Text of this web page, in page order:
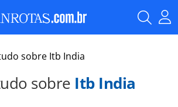
sobre Itb India
sobre Itb India